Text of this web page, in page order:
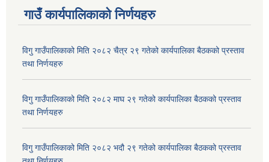
गाउँ कार्यपालिकाकाे निर्णयहरु
विगु गाउँपालिकाको मिति २०८२ चैत्र २९ गतेको कार्यपालिका बैठकको प्रस्ताव
तथा निर्णयहरु
विगु गाउँपालिकाको मिति २०८२ माघ २९ गतेको कार्यपालिका बैठकको प्रस्ताव
तथा निर्णयहरु
विगु गाउँपालिकाको मिति २०८२ भदौ २९ गतेको कार्यपालिका बैठकको प्रस्ताव